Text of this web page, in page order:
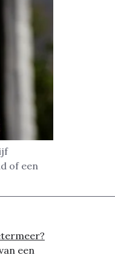
of een
een